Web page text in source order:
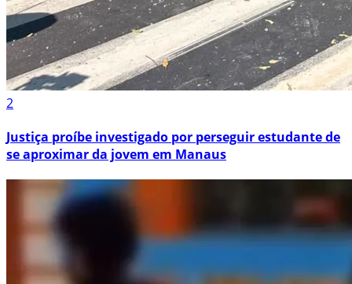
2
Justiça proíbe investigado por perseguir estudante de
se aproximar da jovem em Manaus